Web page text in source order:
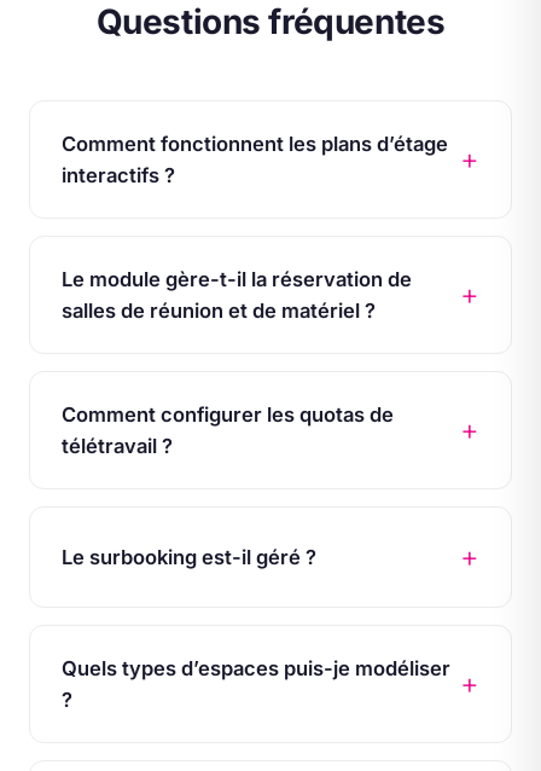
Questions fréquentes
Comment fonctionnent les plans d’étage
interactifs ?
Le module gère-t-il la réservation de
salles de réunion et de matériel ?
Comment configurer les quotas de
télétravail ?
Le surbooking est-il géré ?
Quels types d’espaces puis-je modéliser
?